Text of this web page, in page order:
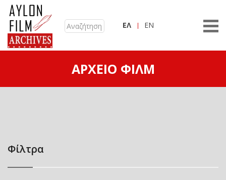
ΕΛ EN
ΑΡΧΕΊΟ ΦΙΛΜ
Φίλτρα